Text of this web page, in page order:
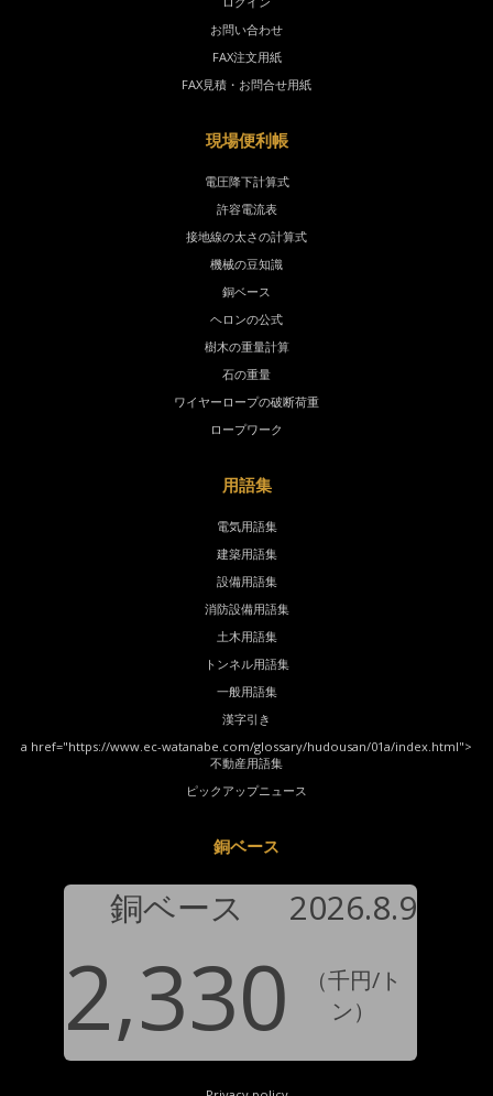
お問い合わせ
FAX注文用紙
FAX見積・お問合せ用紙
現場便利帳
電圧降下計算式
許容電流表
接地線の太さの計算式
機械の豆知識
銅ベース
ヘロンの公式
樹木の重量計算
石の重量
ワイヤーロープの破断荷重
ロープワーク
用語集
電気用語集
建築用語集
設備用語集
消防設備用語集
土木用語集
トンネル用語集
一般用語集
漢字引き
a href="https://www.ec-watanabe.com/glossary/hudousan/01a/index.html">
不動産用語集
ピックアップニュース
銅ベース
銅ベース 2026.8.9
2,330
（千円/ト
ン）